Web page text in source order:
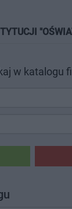
w katalogu